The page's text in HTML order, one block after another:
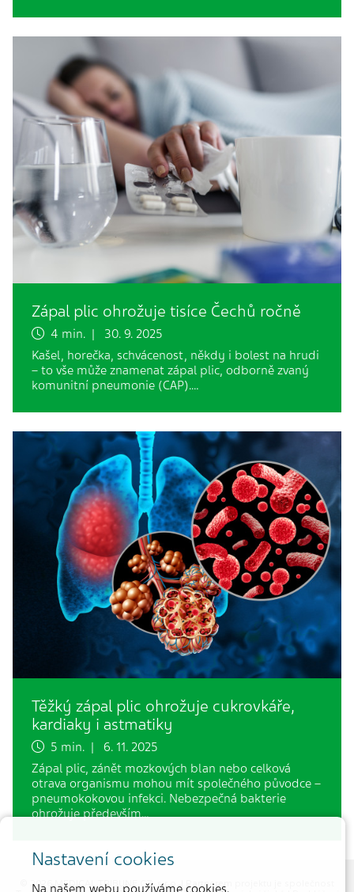
Zápal plic ohrožuje tisíce Čechů ročně
4 min. | 30. 9. 2025
Kašel, horečka, schvácenost, někdy i bolest na hrudi
– to vše může znamenat zápal plic, odborně zvaný
komunitní pneumonie (CAP).…
Těžký zápal plic ohrožuje cukrovkáře,
kardiaky i astmatiky
5 min. | 6. 11. 2025
Zápal plic, zánět mozkových blan nebo celková
otrava organismu mohou mít společného původce –
pneumokokovou infekci. Nebezpečná bakterie
ohrožuje především…
© 2026 MEDICAL TRIBUNE CZ, s.r.o. |
Partnerem projektu je společnost
Nastavení cookies
Na našem webu používáme cookies.